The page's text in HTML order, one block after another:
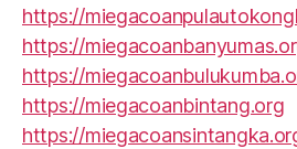
https://
https://
https://
https://miegacoanbintang.org
https://